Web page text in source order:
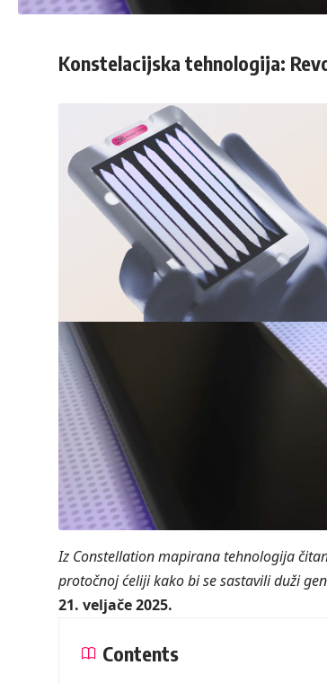
Konstelacijska tehnologija:
Iz Constellation mapirana tehnologija
protočnoj ćeliji kako bi se sastavili duži
21. veljače 2025.
Contents